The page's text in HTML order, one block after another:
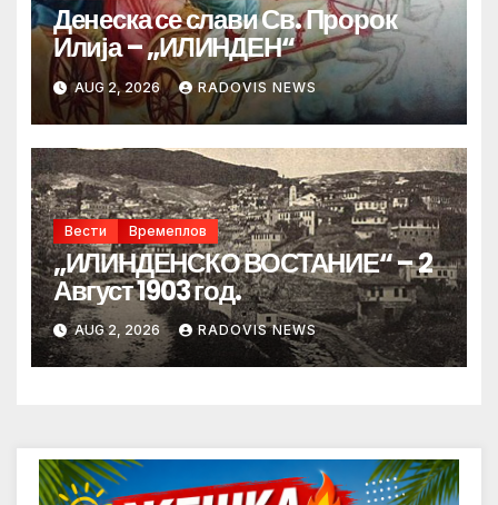
Денеска се слави Св. Пророк
Илија – „ИЛИНДЕН“
AUG 2, 2026 RADOVIS NEWS
Вести Времеплов
„ИЛИНДЕНСКО ВОСТАНИЕ“ – 2
Август 1903 год.
AUG 2, 2026 RADOVIS NEWS